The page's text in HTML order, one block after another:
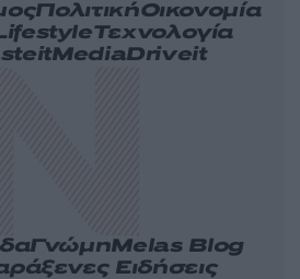
ΠολιτικήΟικονομία
Τεχνολογία
MediaDriveit
ΓνώμηMelas Blog
Ειδήσεις